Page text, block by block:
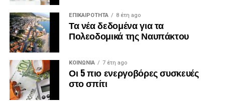
ΕΠΙΚΑΙΡΟΤΗΤΑ 8 έτη ago
Τα νέα δεδομένα για τα
Πολεοδομικά της Ναυπάκτου
ΚΟΙΝΩΝΙΑ 7 έτη ago
Οι 5 πιο ενεργοβόρες συσκευές
στο σπίτι